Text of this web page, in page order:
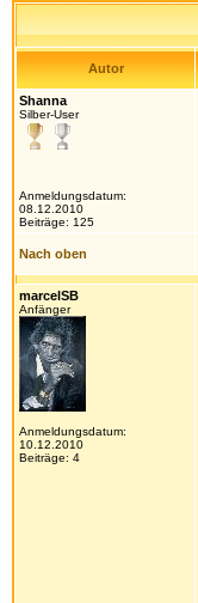
Autor
Shanna
Silber-User
Anmeldungsdatum:
08.12.2010
Beiträge: 125
Nach oben
marcelSB
Anfänger
Anmeldungsdatum:
10.12.2010
Beiträge: 4